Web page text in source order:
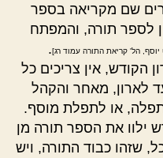
שם מקריאה בספר
לספר תורה, והמפתח
יוסף, הל' קריאת התורה עמוד רג].
הקודש, אין צריכים כל
לארון, מאחר והקהל
או לתפלת מוסף.
ילוו את הספר תורה מן
שזהו כבוד התורה, ויש